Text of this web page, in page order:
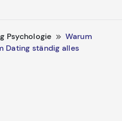
Psychologie
Warum
Dating ständig alles